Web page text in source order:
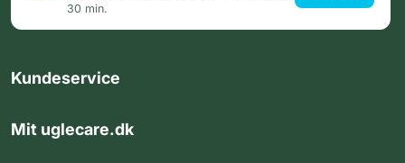
30 min.
Kundeservice
Mit uglecare.dk